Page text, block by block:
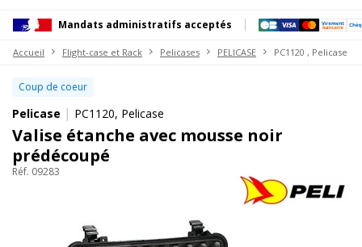
Mandats administratifs acceptés
Accueil Flight-case et Rack Pelicases PELICASE PC1120 , Pelicase
Coup de coeur
Pelicase | PC1120, Pelicase
Valise étanche avec mousse noir
prédécoupé
Réf. 09283